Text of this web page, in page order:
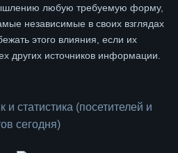
любую требуемую форму,
независимые в своих взглядах
этого влияния, если их
других источников информации.